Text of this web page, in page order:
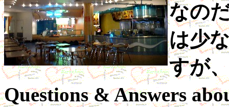
なの
は少
すが
Questions & Answers